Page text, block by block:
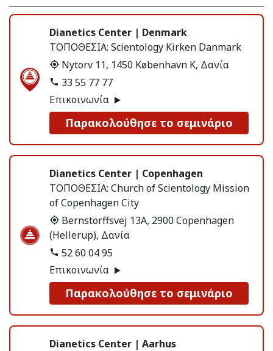
Dianetics Center | Denmark
ΤΟΠΟΘΕΣΙΑ: Scientology Kirken Danmark
Nytorv 11, 1450 København K, Δανία
33 55 77 77
Επικοινωνία
Παρακολούθησε το σεμινάριο
Dianetics Center | Copenhagen
ΤΟΠΟΘΕΣΙΑ: Church of Scientology Mission
of Copenhagen City
Bernstorffsvej 13A, 2900 Copenhagen
(Hellerup), Δανία
52 60 04 95
Επικοινωνία
Παρακολούθησε το σεμινάριο
Dianetics Center | Aarhus